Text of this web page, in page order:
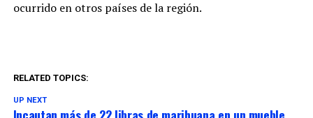
ocurrido en otros países de la región.
RELATED TOPICS:
UP NEXT